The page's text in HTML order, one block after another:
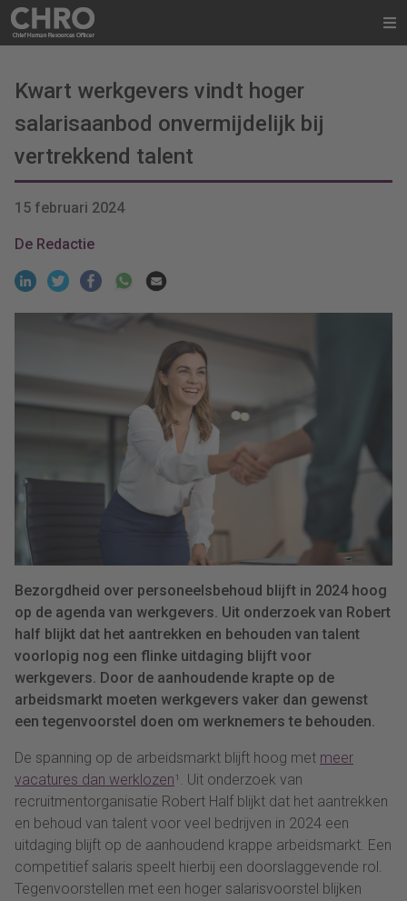
Kwart werkgevers vindt hoger
salarisaanbod onvermijdelijk bij
vertrekkend talent
15 februari 2024
De Redactie
Bezorgdheid over personeelsbehoud blijft in 2024 hoog
op de agenda van werkgevers. Uit onderzoek van Robert
half blijkt dat het aantrekken en behouden van talent
voorlopig nog een flinke uitdaging blijft voor
werkgevers. Door de aanhoudende krapte op de
arbeidsmarkt moeten werkgevers vaker dan gewenst
een tegenvoorstel doen om werknemers te behouden.
De spanning op de arbeidsmarkt blijft hoog met meer
vacatures dan werklozen¹. Uit onderzoek van
recruitmentorganisatie Robert Half blijkt dat het aantrekken
en behoud van talent voor veel bedrijven in 2024 een
uitdaging blijft op de aanhoudend krappe arbeidsmarkt. Een
competitief salaris speelt hierbij een doorslaggevende rol.
Tegenvoorstellen met een hoger salarisvoorstel blijken